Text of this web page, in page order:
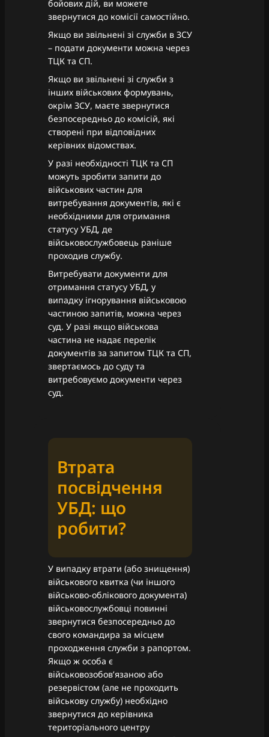
бойових дій, ви можете
звернутися до комісії самостійно.
Якщо ви звільнені зі служби в ЗСУ
– подати документи можна через
ТЦК та СП.
Якщо ви звільнені зі служби з
інших військових формувань,
окрім ЗСУ, маєте звернутися
безпосередньо до комісій, які
створені при відповідних
керівних відомствах.
У разі необхідності ТЦК та СП
можуть зробити запити до
військових частин для
витребування документів, які є
необхідними для отримання
статусу УБД, де
військовослужбовець раніше
проходив службу.
Витребувати документи для
отримання статусу УБД, у
випадку ігнорування військовою
частиною запитів, можна через
суд. У разі якщо військова
частина не надає перелік
документів за запитом ТЦК та СП,
звертаємось до суду та
витребовуємо документи через
суд.
Втрата
посвідчення
УБД: що
робити?
У випадку втрати (або знищення)
військового квитка (чи іншого
військово-облікового документа)
військовослужбовці повинні
звернутися безпосередньо до
свого командира за місцем
проходження служби з рапортом.
Якщо ж особа є
військовозобов’язаною або
резервістом (але не проходить
військову службу) необхідно
звернутися до керівника
територіального центру